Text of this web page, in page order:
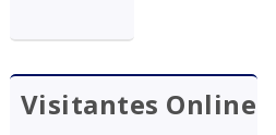
Visitantes Online